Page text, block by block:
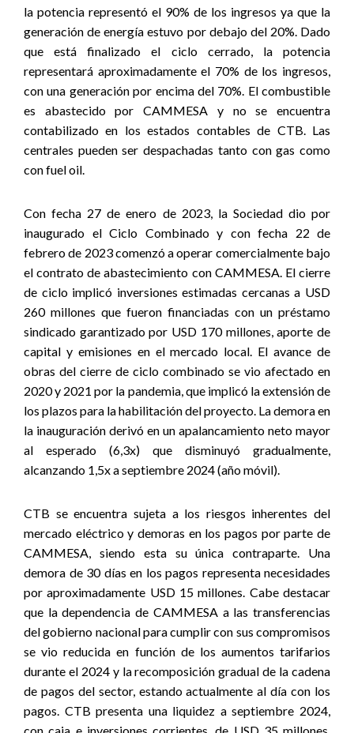
la potencia representó el 90% de los ingresos ya que la
generación de energía estuvo por debajo del 20%. Dado
que está finalizado el ciclo cerrado, la potencia
representará aproximadamente el 70% de los ingresos,
con una generación por encima del 70%. El combustible
es abastecido por CAMMESA y no se encuentra
contabilizado en los estados contables de CTB. Las
centrales pueden ser despachadas tanto con gas como
con fuel oil.
Con fecha 27 de enero de 2023, la Sociedad dio por
inaugurado el Ciclo Combinado y con fecha 22 de
febrero de 2023 comenzó a operar comercialmente bajo
el contrato de abastecimiento con CAMMESA. El cierre
de ciclo implicó inversiones estimadas cercanas a USD
260 millones que fueron financiadas con un préstamo
sindicado garantizado por USD 170 millones, aporte de
capital y emisiones en el mercado local. El avance de
obras del cierre de ciclo combinado se vio afectado en
2020 y 2021 por la pandemia, que implicó la extensión de
los plazos para la habilitación del proyecto. La demora en
la inauguración derivó en un apalancamiento neto mayor
al esperado (6,3x) que disminuyó gradualmente,
alcanzando 1,5x a septiembre 2024 (año móvil).
CTB se encuentra sujeta a los riesgos inherentes del
mercado eléctrico y demoras en los pagos por parte de
CAMMESA, siendo esta su única contraparte. Una
demora de 30 días en los pagos representa necesidades
por aproximadamente USD 15 millones. Cabe destacar
que la dependencia de CAMMESA a las transferencias
del gobierno nacional para cumplir con sus compromisos
se vio reducida en función de los aumentos tarifarios
durante el 2024 y la recomposición gradual de la cadena
de pagos del sector,estando actualmente al día con los
pagos. CTB presenta una liquidez a septiembre 2024,